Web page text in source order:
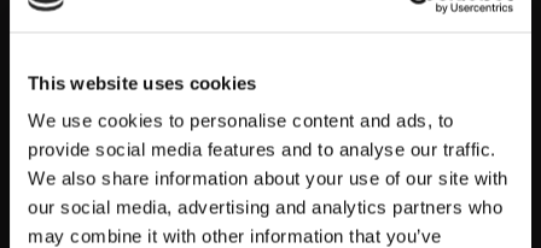
This website uses cookies
We use cookies to personalise content and ads, to
provide social media features and to analyse our traffic.
We also share information about your use of our site with
our social media, advertising and analytics partners who
may combine it with other information that you’ve
Jego ulubionym przeciwnikiem był Arsenal – udało
mu się strzelić przeciwko nim aż 32 gole.
Po zakończeniu kariery piłkarskiej Dixie Dean
prowadził pub i sklep mięsny, ale niestety oba